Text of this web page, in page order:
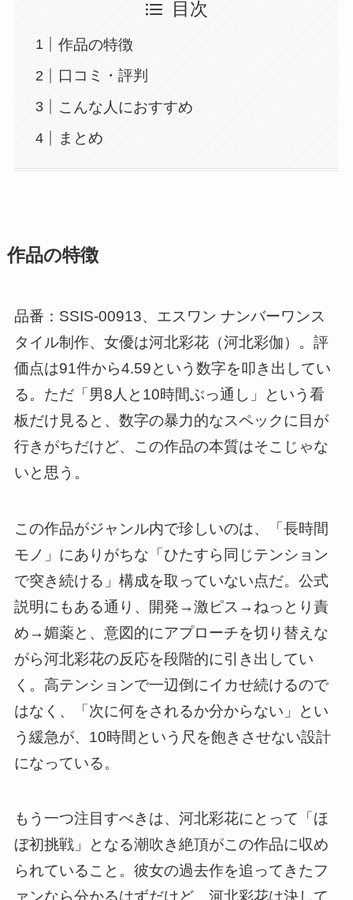
目次
作品の特徴
口コミ・評判
こんな人におすすめ
まとめ
作品の特徴
品番：SSIS-00913、エスワン ナンバーワンス
タイル制作、女優は河北彩花（河北彩伽）。評
価点は91件から4.59という数字を叩き出してい
る。ただ「男8人と10時間ぶっ通し」という看
板だけ見ると、数字の暴力的なスペックに目が
行きがちだけど、この作品の本質はそこじゃな
いと思う。
この作品がジャンル内で珍しいのは、「長時間
モノ」にありがちな「ひたすら同じテンション
で突き続ける」構成を取っていない点だ。公式
説明にもある通り、開発→激ピス→ねっとり責
め→媚薬と、意図的にアプローチを切り替えな
がら河北彩花の反応を段階的に引き出してい
く。高テンションで一辺倒にイカせ続けるので
はなく、「次に何をされるか分からない」とい
う緩急が、10時間という尺を飽きさせない設計
になっている。
もう一つ注目すべきは、河北彩花にとって「ほ
ぼ初挑戦」となる潮吹き絶頂がこの作品に収め
られていること。彼女の過去作を追ってきたフ
ァンなら分かるはずだけど、河北彩花は決して